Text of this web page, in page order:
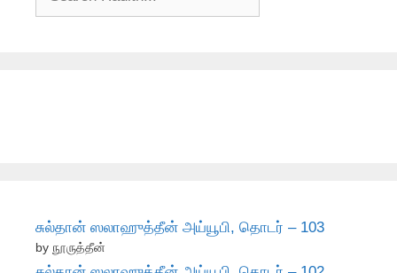
சுல்தான் ஸலாஹுத்தீன் அய்யூபி, தொடர் – 103
by நூருத்தீன்